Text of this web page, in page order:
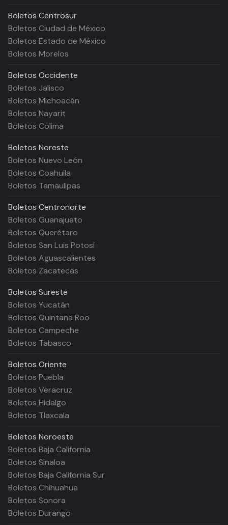
Boletos Centrosur
Boletos Ciudad de México
Boletos Estado de México
Boletos Morelos
Boletos Occidente
Boletos Jalisco
Boletos Michoacán
Boletos Nayarit
Boletos Colima
Boletos Noreste
Boletos Nuevo León
Boletos Coahuila
Boletos Tamaulipas
Boletos Centronorte
Boletos Guanajuato
Boletos Querétaro
Boletos San Luis Potosí
Boletos Aguascalientes
Boletos Zacatecas
Boletos Sureste
Boletos Yucatán
Boletos Quintana Roo
Boletos Campeche
Boletos Tabasco
Boletos Oriente
Boletos Puebla
Boletos Veracruz
Boletos Hidalgo
Boletos Tlaxcala
Boletos Noroeste
Boletos Baja California
Boletos Sinaloa
Boletos Baja California Sur
Boletos Chihuahua
Boletos Sonora
Boletos Durango